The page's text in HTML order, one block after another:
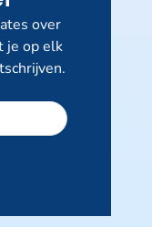
over
je op elk